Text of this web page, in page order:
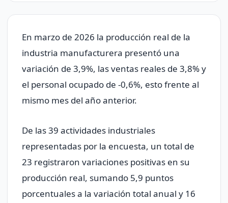
En marzo de 2026 la producción real de la
industria manufacturera presentó una
variación de 3,9%, las ventas reales de 3,8% y
el personal ocupado de -0,6%, esto frente al
mismo mes del año anterior.
De las 39 actividades industriales
representadas por la encuesta, un total de
23 registraron variaciones positivas en su
producción real, sumando 5,9 puntos
porcentuales a la variación total anual y 16